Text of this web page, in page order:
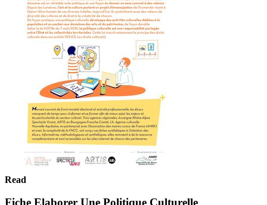
Read
Fiche Elaborer Une Politique Culturelle